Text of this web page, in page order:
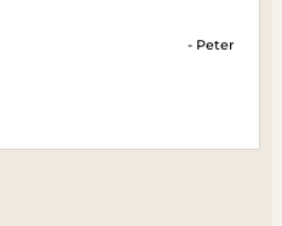
- Peter